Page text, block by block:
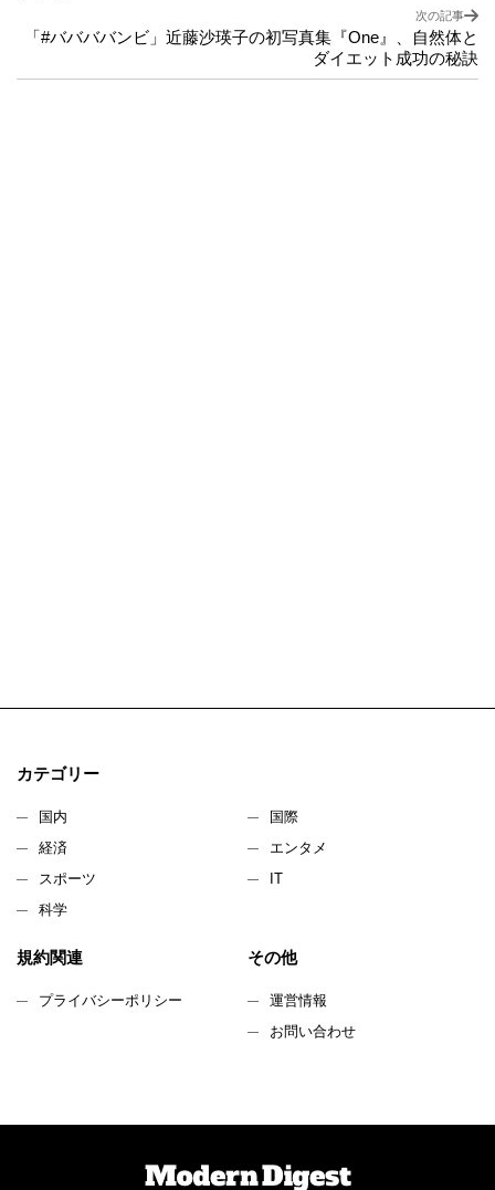
次の記事
「#ババババンビ」近藤沙瑛子の初写真集『One』、自然体と
ダイエット成功の秘訣
カテゴリー
国内
国際
経済
エンタメ
スポーツ
IT
科学
規約関連
プライバシーポリシー
その他
運営情報
お問い合わせ